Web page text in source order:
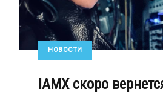
НОВОСТИ
IAMX скоро